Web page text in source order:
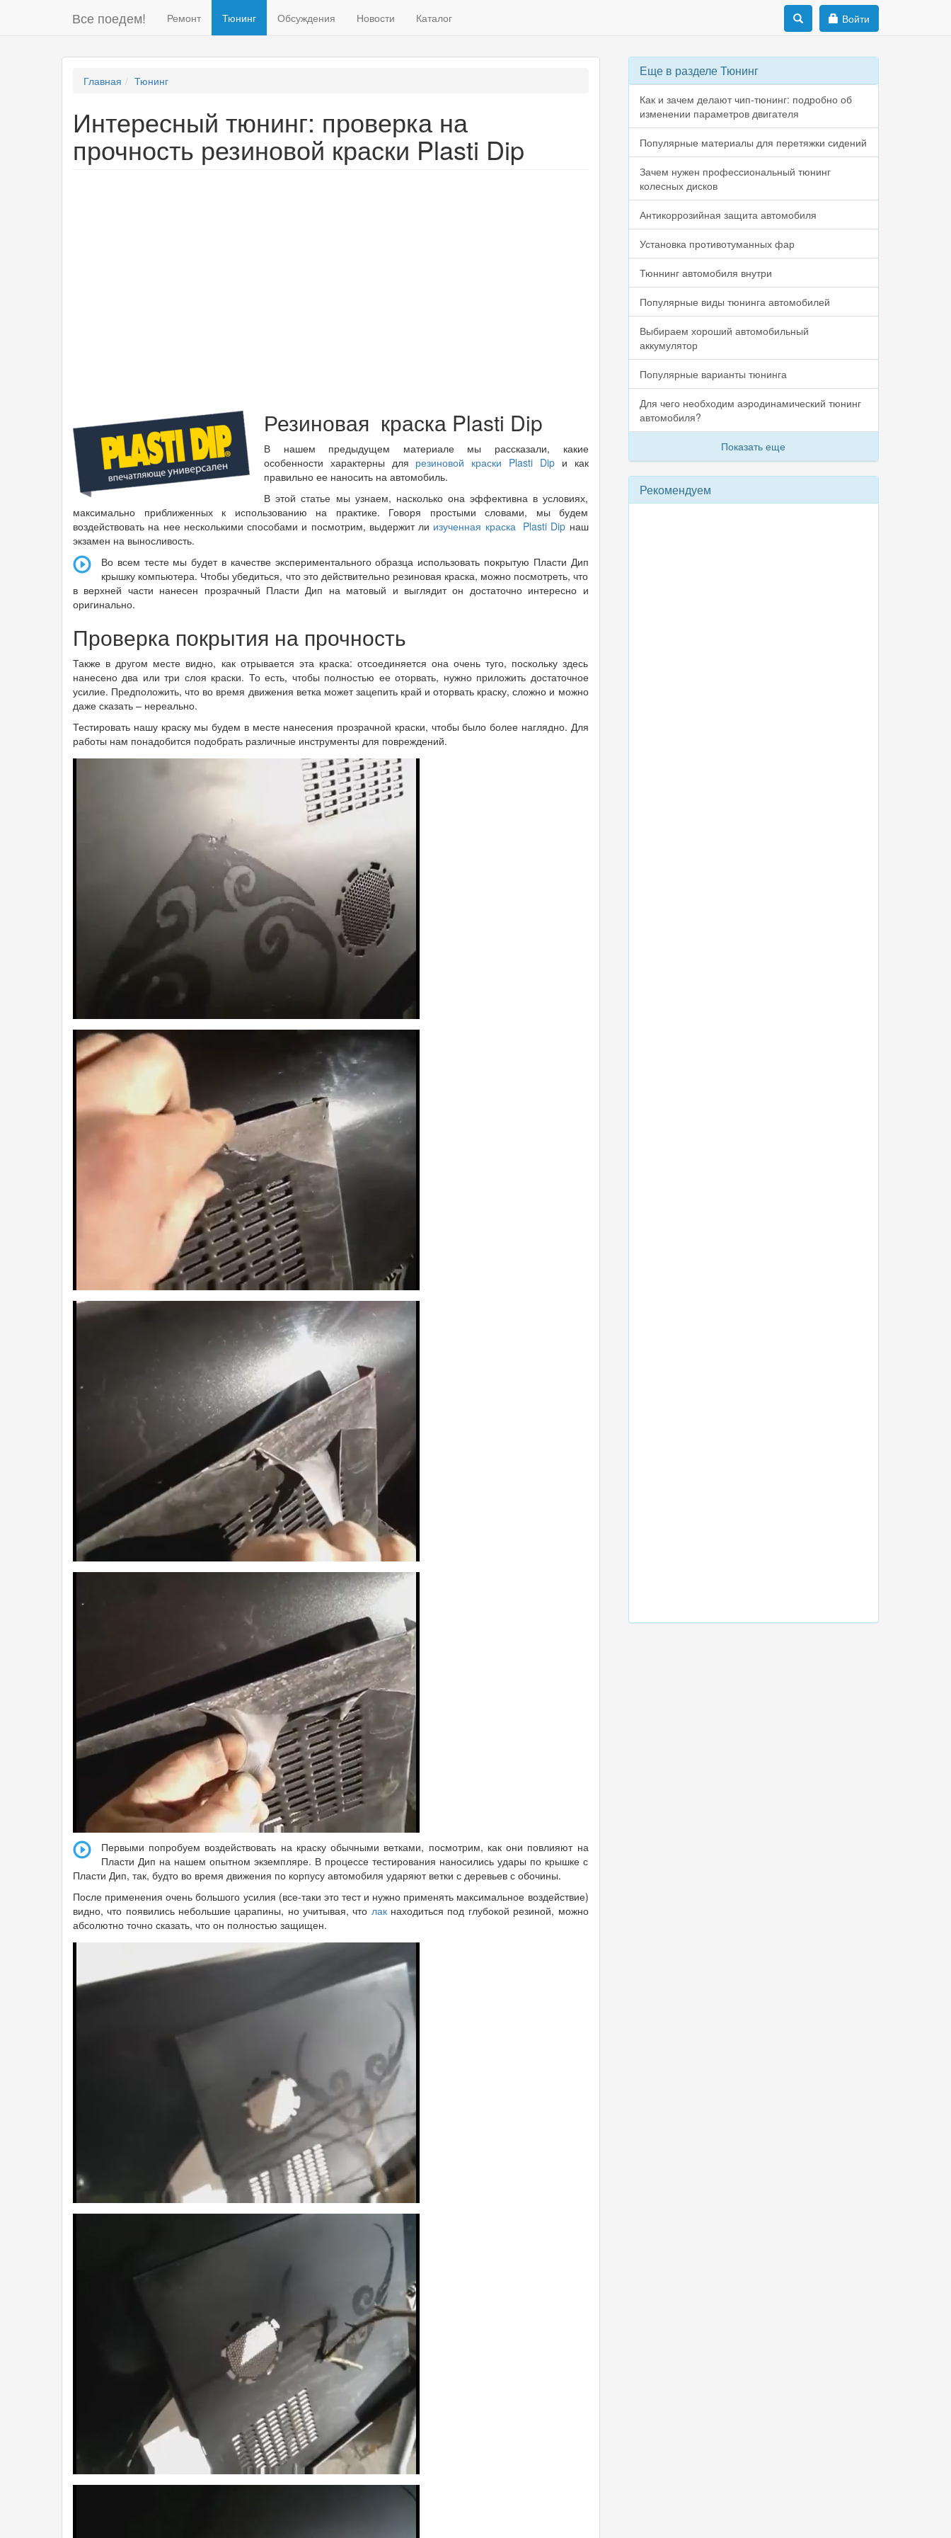
Все поедем! Ремонт Тюнинг Обсуждения Новости Каталог Войти
Главная Тюнинг
Интересный тюнинг: проверка на
прочность резиновой краски Plasti Dip
Резиновая краска Plasti Dip
В нашем предыдущем материале мы рассказали, какие
особенности характерны для резиновой краски Plasti Dipи как
правильно ее наносить на автомобиль.
В этой статье мы узнаем, насколько она эффективна в условиях,
максимально приближенных к использованию на практике. Говоря простыми словами, мы будем
воздействовать на нее несколькими способами и посмотрим, выдержит ли изученная краска Plasti Dip наш
экзамен на выносливость.
Во всем тесте мы будет в качестве экспериментального образца использовать покрытую Пласти Дип
крышку компьютера. Чтобы убедиться, что это действительно резиновая краска, можно посмотреть, что
в верхней части нанесен прозрачный Пласти Дип на матовый и выглядит он достаточно интересно и
оригинально.
Проверка покрытия на прочность
Также в другом месте видно, как отрывается эта краска: отсоединяется она очень туго, поскольку здесь
нанесено два или три слоя краски. То есть, чтобы полностью ее оторвать, нужно приложить достаточное
усилие. Предположить, что во время движения ветка может зацепить край и оторвать краску, сложно и можно
даже сказать – нереально.
Тестировать нашу краску мы будем в месте нанесения прозрачной краски, чтобы было более наглядно. Для
работы нам понадобится подобрать различные инструменты для повреждений.
3a.jpg
4a.jpg
Первыми попробуем воздействовать на краску обычными ветками, посмотрим, как они повлияют на
Пласти Дип на нашем опытном экземпляре. В процессе тестирования наносились удары по крышке с
Пласти Дип, так, будто во время движения по корпусу автомобиля ударяют ветки с деревьев с обочины.
После применения очень большого усилия (все-таки это тест и нужно применять максимальное воздействие)
видно, что появились небольшие царапины, но учитывая, что лак находиться под глубокой резиной, можно
абсолютно точно сказать, что он полностью защищен.
Еще в разделе Тюнинг
Как и зачем делают чип-тюнинг: подробно об
изменении параметров двигателя
Популярные материалы для перетяжки сидений
Зачем нужен профессиональный тюнинг
колесных дисков
Антикоррозийная защита автомобиля
Установка противотуманных фар
Тюннинг автомобиля внутри
Популярные виды тюнинга автомобилей
Выбираем хороший автомобильный
аккумулятор
Популярные варианты тюнинга
Для чего необходим аэродинамический тюнинг
автомобиля?
Показать еще
Рекомендуем